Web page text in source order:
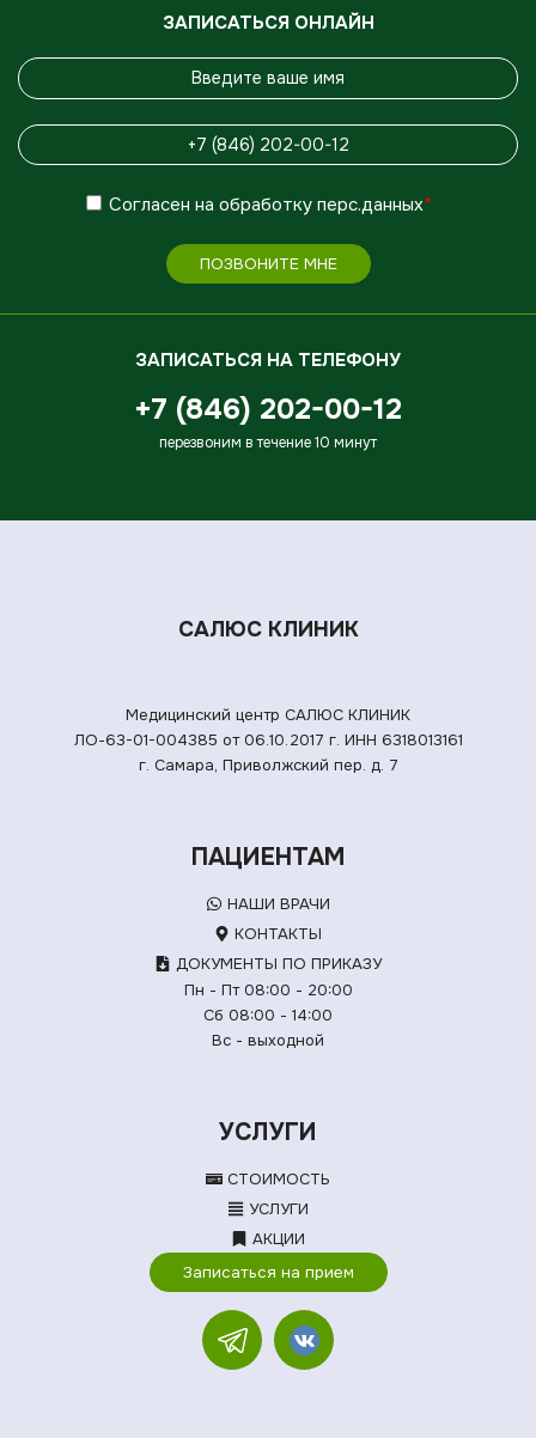
ЗАПИСАТЬСЯ ОНЛАЙН
Согласен на обработку перс.данных*
ПОЗВОНИТЕ МНЕ
ЗАПИСАТЬСЯ НА ТЕЛЕФОНУ
+7 (846) 202-00-12
перезвоним в течение 10 минут
САЛЮС КЛИНИК
Медицинский центр САЛЮС КЛИНИК
ЛО-63-01-004385 от 06.10.2017 г. ИНН 6318013161
г. Самара, Приволжский пер. д. 7
ПАЦИЕНТАМ
НАШИ ВРАЧИ
КОНТАКТЫ
ДОКУМЕНТЫ ПО ПРИКАЗУ
Пн - Пт 08:00 - 20:00
Сб 08:00 - 14:00
Вс - выходной
УСЛУГИ
СТОИМОСТЬ
УСЛУГИ
АКЦИИ
Записаться на прием